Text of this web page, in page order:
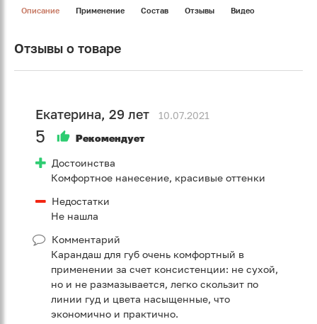
Описание Применение Состав Отзывы Видео
Отзывы о товаре
Екатерина, 29 лет 10.07.2021
5 Рекомендует
Достоинства
Комфортное нанесение, красивые оттенки
Недостатки
Не нашла
Комментарий
Карандаш для губ очень комфортный в
применении за счет консистенции: не сухой,
но и не размазывается, легко скользит по
линии гуд и цвета насыщенные, что
экономично и практично.